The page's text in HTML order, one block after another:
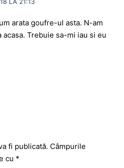
arata goufre-ul asta. N-am
acasa. Trebuie sa-mi iau si eu
fi publicată. Câmpurile
cu *